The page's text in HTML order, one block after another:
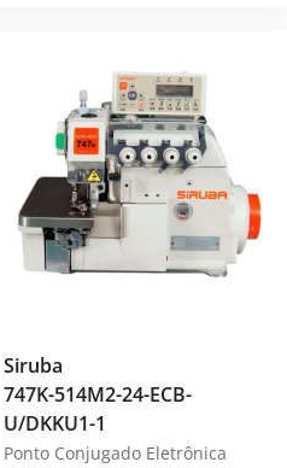
Siruba
747K-514M2-24-ECB-
U/DKKU1-1
Ponto Conjugado Eletrônica